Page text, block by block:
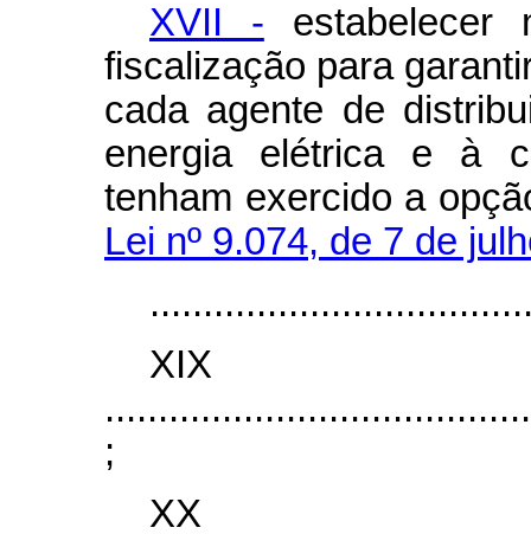
XVII - estabelecer
fiscalização para
cada agente de
energia elétrica e à
tenham exercido a
Lei nº 9.074, de 7 de
;